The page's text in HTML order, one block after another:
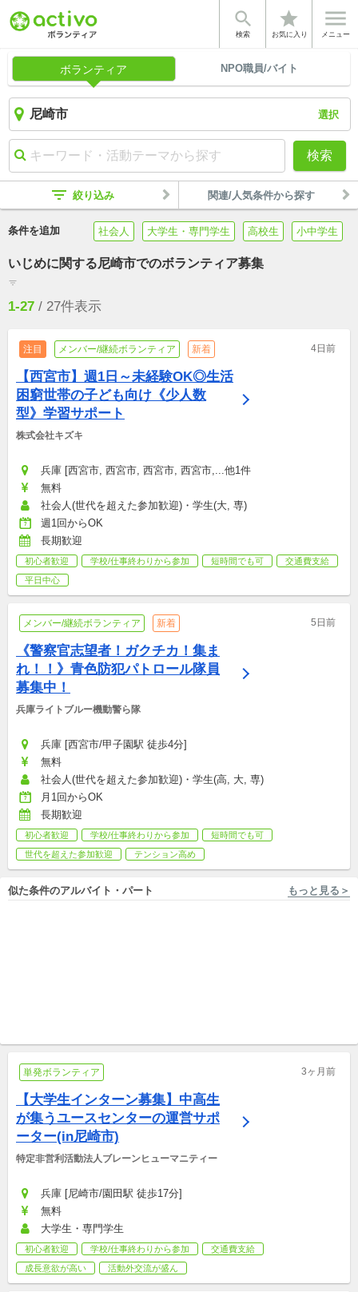

検索
star
お気に入り

メニュー
ボランティア NPO職員/バイト
選択
検索
filter_list 絞り込み 関連/人気条件から探す
条件を追加 社会人 大学生・専門学生 高校生 小中学生
いじめに関する尼崎市でのボランティア募集
filter_list
1-27 / 27件表示
注目 メンバー/継続ボランティア 新着 4日前
【西宮市】週1日～未経験OK◎生活
困窮世帯の子ども向け《少人数
型》学習サポート
株式会社キズキ
兵庫 [西宮市, 西宮市, 西宮市, 西宮市,...他1件
無料
社会人(世代を超えた参加歓迎)・学生(大, 専)
週1回からOK
長期歓迎
初心者歓迎 学校/仕事終わりから参加 短時間でも可
交通費支給
平日中心
メンバー/継続ボランティア 新着 5日前
《警察官志望者！ガクチカ！集ま
れ！！》青色防犯パトロール隊員
募集中！
兵庫ライトブルー機動警ら隊
兵庫 [西宮市/甲子園駅 徒歩4分]
無料
社会人(世代を超えた参加歓迎)・学生(高, 大, 専)
月1回からOK
長期歓迎
初心者歓迎 学校/仕事終わりから参加
短時間でも可
世代を超えた参加歓迎
テンション高め
似た条件のアルバイト・パート もっと見る＞
単発ボランティア 3ヶ月前
【大学生インターン募集】中高生
が集うユースセンターの運営サポ
ーター(in尼崎市)
特定非営利活動法人ブレーンヒューマニティー
兵庫 [尼崎市/園田駅 徒歩17分]
無料
大学生・専門学生
初心者歓迎 学校/仕事終わりから参加
交通費支給
成長意欲が高い
活動外交流が盛ん